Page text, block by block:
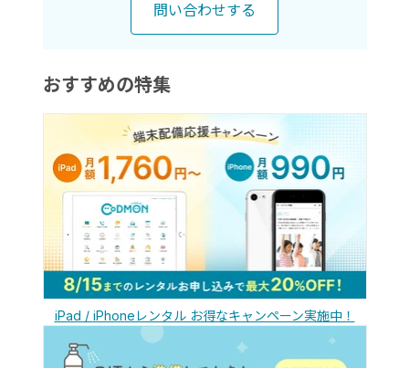
問い合わせする
おすすめの特集
iPad / iPhoneレンタル お得なキャンペーン実施中！